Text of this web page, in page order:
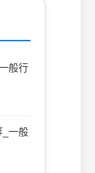
般行
_一般